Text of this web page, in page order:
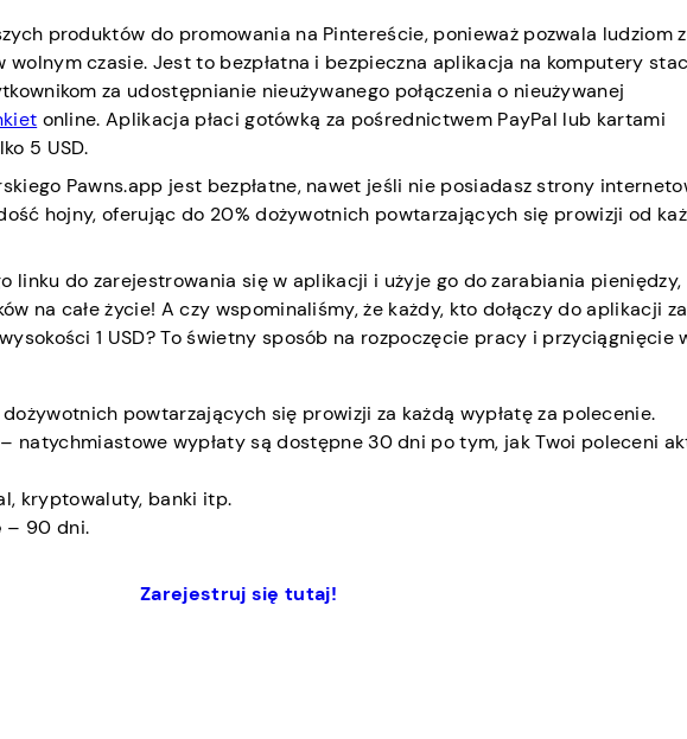
produktów do promowania na Pintereście, ponieważ pozwala ludziom
czasie. Jest to bezpłatna i bezpieczna aplikacja na komputery
za udostępnianie nieużywanego połączenia o nieużywanej
online. Aplikacja płaci gotówką za pośrednictwem PayPal lub kartami
5 USD.
Pawns.app jest bezpłatne, nawet jeśli nie posiadasz strony
hojny, oferując do 20% dożywotnich powtarzających się prowizji od
linku do zarejestrowania się w aplikacji i użyje go do zarabiania pieniędzy,
na całe życie! A czy wspominaliśmy, że każdy, kto dołączy do aplikacji
1 USD? To świetny sposób na rozpoczęcie pracy i przyciągnięcie
powtarzających się prowizji za każdą wypłatę za polecenie.
– natychmiastowe wypłaty są dostępne 30 dni po tym, jak Twoi poleceni
kryptowaluty, banki itp.
– 90 dni.
Zarejestruj się tutaj!